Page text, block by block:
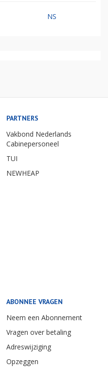
NS
PARTNERS
Vakbond Nederlands
Cabinepersoneel
TUI
NEWHEAP
ABONNEE VRAGEN
Neem een Abonnement
Vragen over betaling
Adreswijziging
Opzeggen